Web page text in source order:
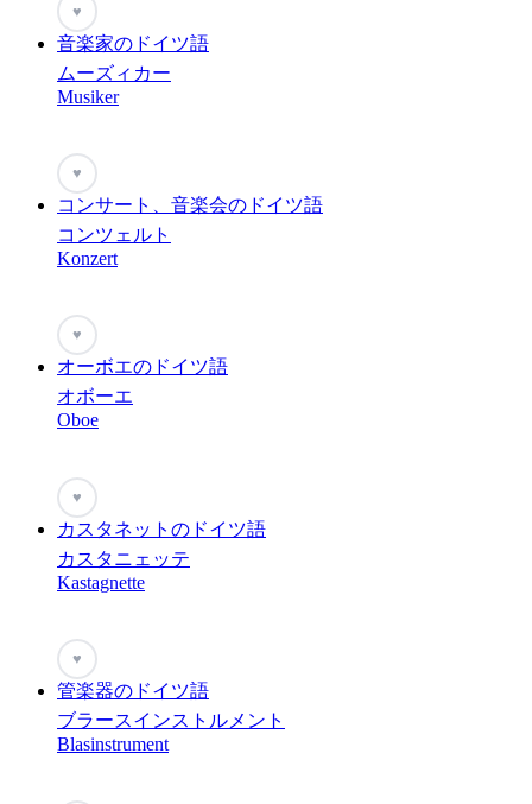
♥
音楽家のドイツ語
ムーズィカー
Musiker
♥
コンサート、音楽会のドイツ語
コンツェルト
Konzert
♥
オーボエのドイツ語
オボーエ
Oboe
♥
カスタネットのドイツ語
カスタニェッテ
Kastagnette
♥
管楽器のドイツ語
ブラースインストルメント
Blasinstrument